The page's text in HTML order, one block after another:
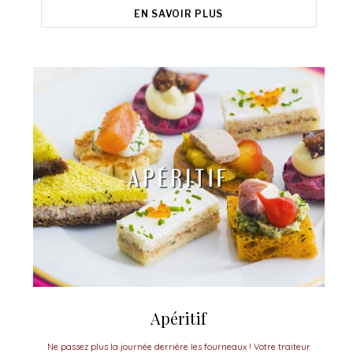
EN SAVOIR PLUS
Apéritif
Ne passez plus la journée derrière les fourneaux ! Votre traiteur